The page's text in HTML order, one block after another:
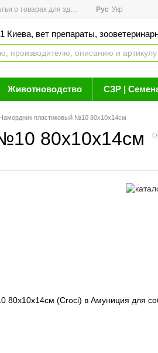
о товарах для здоровья Новости
Рус Укр
Киева, вет препараты,
Животноводство СЗР |
Намордник пластиковый №10 80х10х14см
80х10х14см